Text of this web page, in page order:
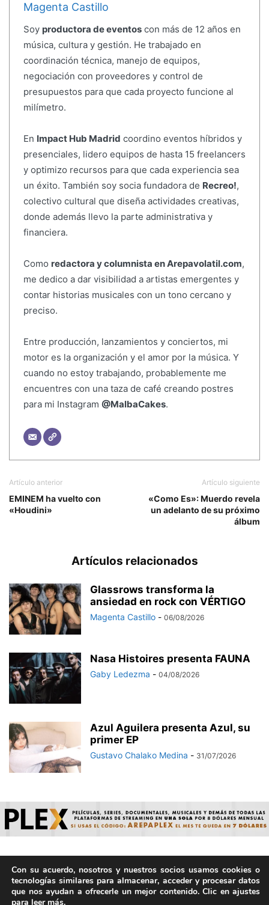
Magenta Castillo
Soy productora de eventoscon más de 12 años en
música, cultura y gestión. He trabajado en
coordinación técnica, manejo de equipos,
negociación con proveedores y control de
presupuestos para que cada proyecto funcione al
milímetro.
En Impact Hub Madrid coordino eventos híbridos y
presenciales, lidero equipos de hasta 15 freelancers
y optimizo recursos para que cada experiencia sea
un éxito. También soy socia fundadora de Recreo!,
colectivo cultural que diseña actividades creativas,
donde además llevo la parte administrativa y
financiera.
Como redactora y columnista en Arepavolatil.com,
me dedico a dar visibilidad a artistas emergentes y
contar historias musicales con un tono cercano y
preciso.
Entre producción, lanzamientos y conciertos, mi
motor es la organización y el amor por la música. Y
cuando no estoy trabajando, probablemente me
encuentres con una taza de café creando postres
para mi Instagram @MalbaCakes.
Artículo anterior
EMINEM ha vuelto con
«Houdini»
Artículo siguiente
«Como Es»: Muerdo revela
un adelanto de su próximo
álbum
Artículos relacionados
Glassrows transforma la
ansiedad en rock con VÉRTIGO
Magenta Castillo - 06/08/2026
Nasa Histoires presenta FAUNA
Gaby Ledezma - 04/08/2026
Azul Aguilera presenta Azul, su
primer EP
Gustavo Chalako Medina - 31/07/2026
© ArepaVolatil.Com 2021-2025 - Hecho por humanos, no por
IA. | Todos los derechos reservados.
Con su acuerdo, nosotros y nuestros socios usamos cookies o
tecnologías similares para almacenar, acceder y procesar datos
que nos ayudan a ofrecerle un mejor contenido. Clic en ajustes
para leer más.